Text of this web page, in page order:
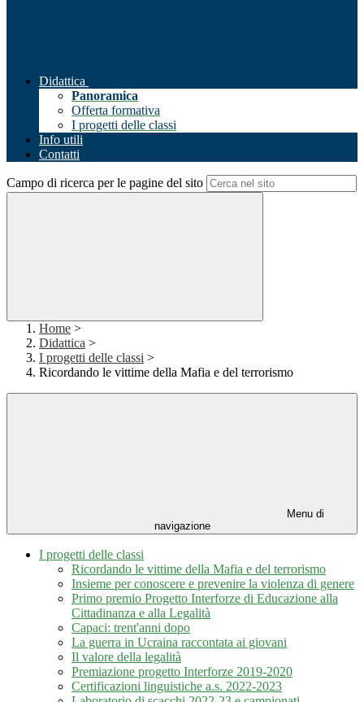
Didattica
Panoramica
Offerta formativa
I progetti delle classi
Info utili
Contatti
Campo di ricerca per le pagine del sito
Home >
Didattica >
I progetti delle classi >
Ricordando le vittime della Mafia e del terrorismo
Menu di
navigazione
I progetti delle classi
Ricordando le vittime della Mafia e del terrorismo
Insieme per conoscere e prevenire la violenza di genere
Primo premio Progetto Interforze di Educazione alla
Cittadinanza e alla Legalità
Capaci: trent'anni dopo
La guerra in Ucraina raccontata ai giovani
Il valore della legalità
Premiazione progetto Interforze 2019-2020
Certificazioni linguistiche a.s. 2022-2023